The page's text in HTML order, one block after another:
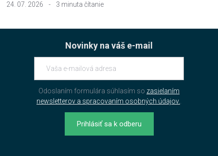
24. 07. 2026 - 3 minuta čítanie
Novinky na váš e-mail
Odoslaním formulára súhlasím so zasielaním
newsletterov a spracovaním osobných údajov.
Prihlásiť sa k odberu